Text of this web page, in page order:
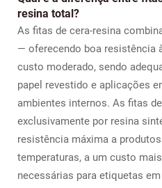
resina total?
As fitas de cera-resina
— oferecendo boa resistência
custo moderado, sendo
papel revestido e aplicações
ambientes internos. As fitas
exclusivamente por resina
resistência máxima a
temperaturas, a um custo
necessárias para etiquetas